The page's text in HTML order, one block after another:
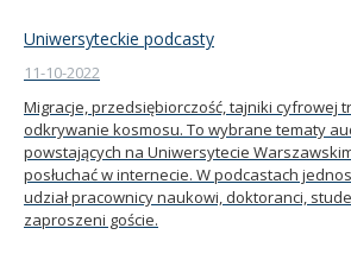
Uniwersyteckie podcasty
11-10-2022
Migracje, przedsiębiorczość, tajniki cyfrowej
odkrywanie kosmosu. To wybrane tematy
powstających na Uniwersytecie
posłuchać w internecie. W podcastach
udział pracownicy naukowi, doktoranci,
zaproszeni goście.